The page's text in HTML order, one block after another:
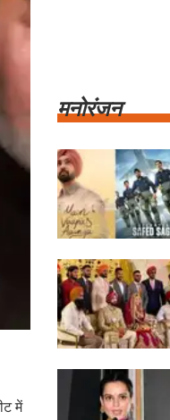
में
मनोरंजन